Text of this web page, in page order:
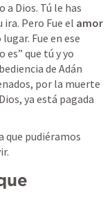
Dios. Tú le has
Pero Fue el amor
Fue en ese
es” que tú y yo
de Adán
por la muerte
ya está pagada
que pudiéramos